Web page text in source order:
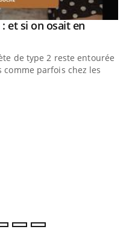
et si on osait en
de type 2 reste entourée
parfois chez les